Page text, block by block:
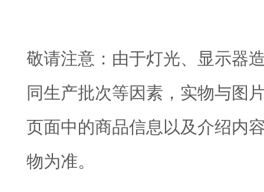
敬请注意：由于灯光、显示器
同生产批次等因素，实物与图
页面中的商品信息以及介绍内
物为准。